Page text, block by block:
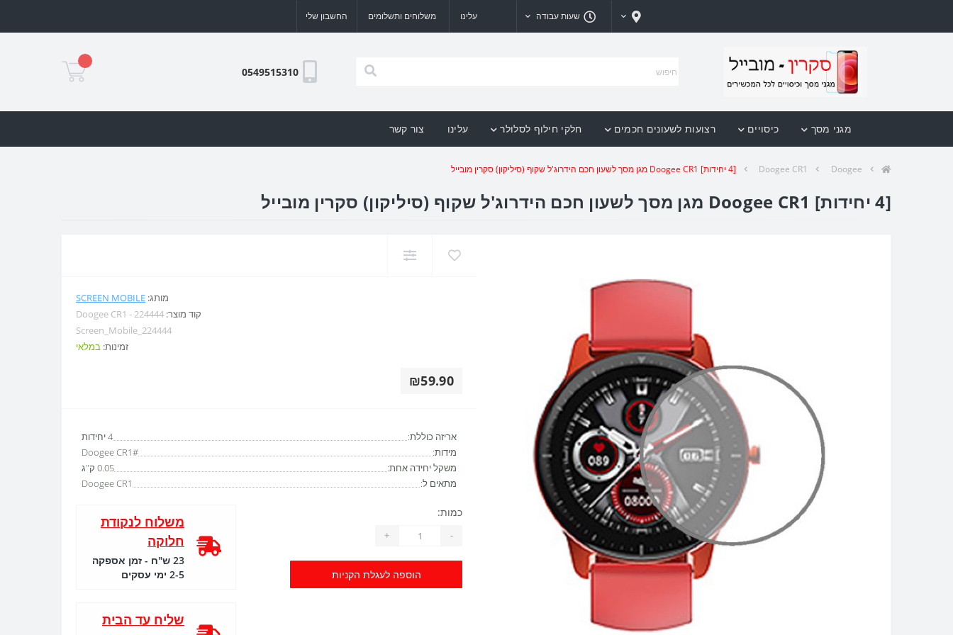
שעות עבודה עלינו משלוחים ותשלומים החשבון שלי
0549515310
מגני מסך כיסויים רצועות לשעונים חכמים חלקי חילוף לסלולר עלינו צור קשר
Doogee
Doogee CR1 [4 יחידות] Doogee CR1 מגן מסך לשעון חכם הידרוג'ל שקוף (סיליקון) סקרין מובייל
[4 יחידות] Doogee CR1 מגן מסך לשעון חכם הידרוג'ל שקוף (סיליקון) סקרין מובייל
מותג: SCREEN MOBILE
קוד מוצר: Doogee CR1 - 224444
Screen_Mobile_224444
זמינות: במלאי
₪59.90
אריזה כוללת:
4 יחידות
מידות:
Doogee CR1#
משקל יחידה אחת:
0.05 ק"ג
מתאים ל:
Doogee CR1
כמות:
-
+
הוספה לעגלת הקניות
משלוח לנקודת
חלוקה
23 ש"ח - זמן אספקה
2-5 ימי עסקים
שליח עד הבית